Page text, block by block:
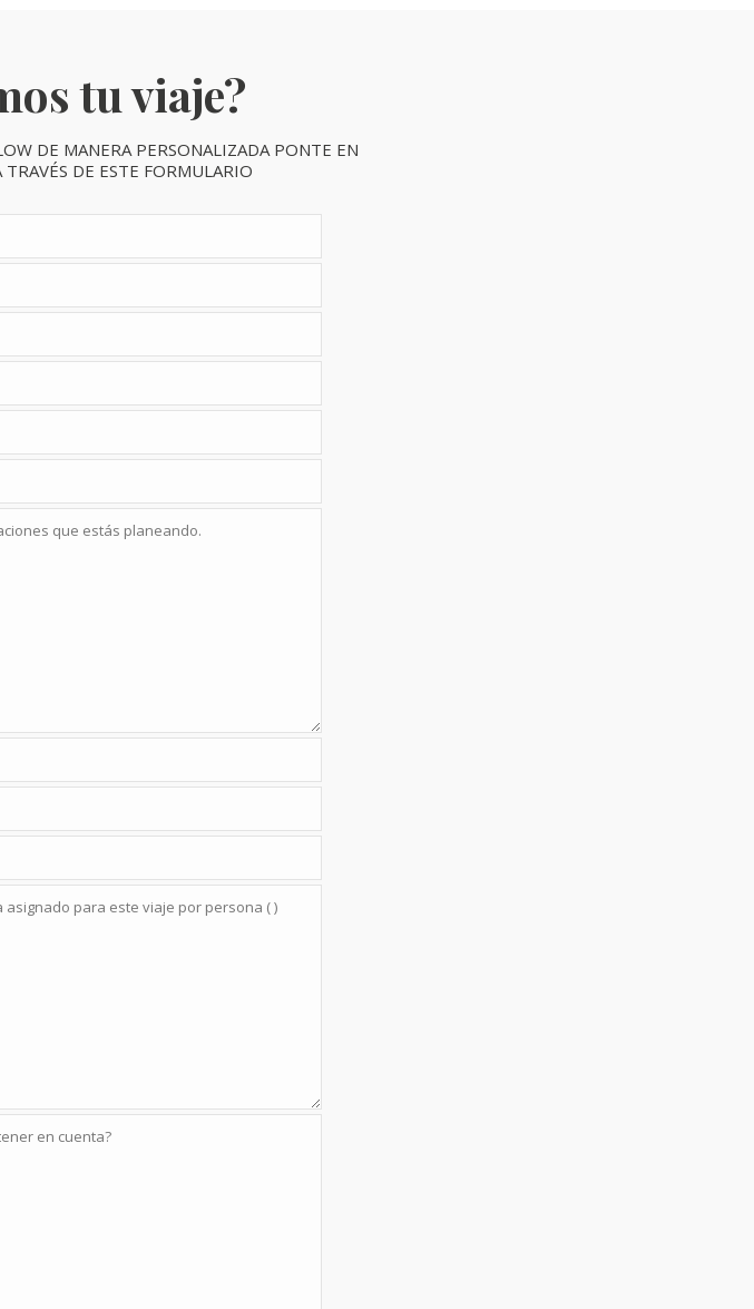
tu viaje?
DE MANERA PERSONALIZADA PONTE EN
DE ESTE FORMULARIO